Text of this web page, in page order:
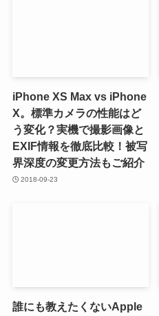
iPhone XS Max vs iPhone
X。標準カメラの性能はど
う変化？実機で撮影画像と
EXIF情報を徹底比較！被写
界深度の変更方法もご紹介
2018-09-23
誰にも教えたくないApple